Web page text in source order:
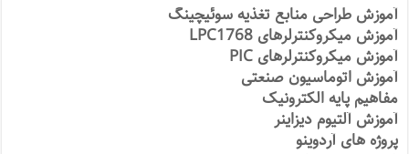
آموزش طراحی منابع تغذیه سوئیچینگ
آموزش میکروکنترلرهای LPC1768
آموزش میکروکنترلرهای PIC
آموزش اتوماسیون صنعتی
مفاهیم پایه الکترونیک
آموزش آلتیوم دیزاینر
پروژه های آردوینو